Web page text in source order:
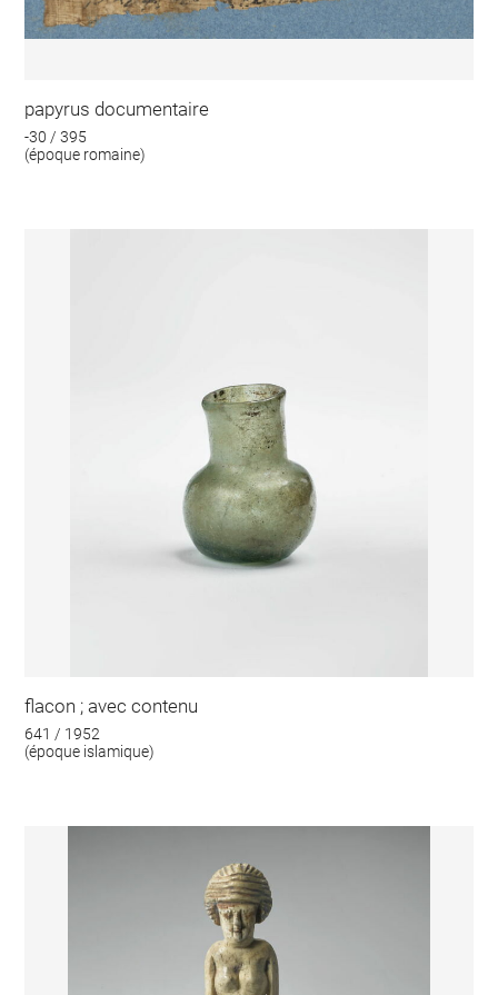
papyrus documentaire
-30 / 395
(époque romaine)
flacon ; avec contenu
641 / 1952
(époque islamique)